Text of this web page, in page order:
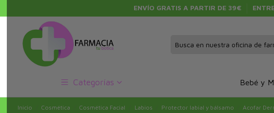
ENVÍO GRATIS A PARTIR DE 39€
Categorías Bebé y
Inicio Cosmética Cosmética Facial Labios Protector labial y bálsamo Acofar